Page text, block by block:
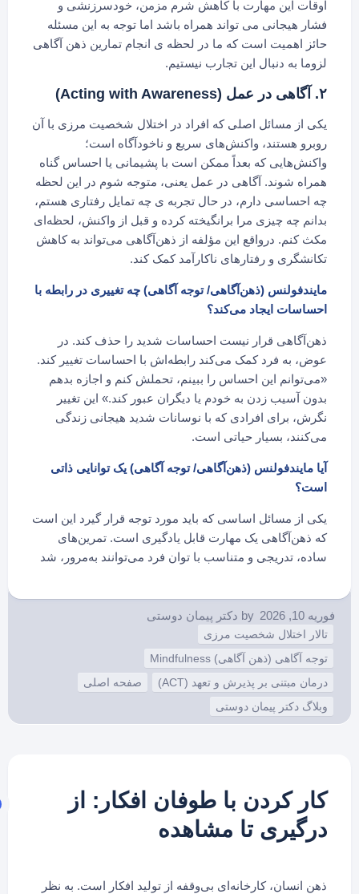
اوقات این مهارت با کاهش شرم مزمن، خودسرزنشی و
فشار هیجانی می تواند همراه باشد اما توجه به این مسئله
حائز اهمیت است که ما در لحظه ی انجام تمارین ذهن آگاهی
لزوما به دنبال این تجارب نیستیم.
۲. آگاهی در عمل (Acting with Awareness)
یکی از مسائل اصلی که افراد در اختلال شخصیت مرزی با آن
روبرو هستند، واکنش‌های سریع و ناخودآگاه است؛
واکنش‌هایی که بعداً ممکن است با پشیمانی یا احساس گناه
همراه شوند. آگاهی در عمل یعنی، متوجه شوم در این لحظه
چه احساسی دارم، در حال تجربه ی چه تمایل رفتاری هستم،
بدانم چه چیزی مرا برانگیخته کرده و قبل از واکنش، لحظه‌ای
مکث کنم. درواقع این مؤلفه از ذهن‌آگاهی می‌تواند به کاهش
تکانشگری و رفتارهای ناکارآمد کمک کند.
مایندفولنس (ذهن‌آگاهی/ توجه آگاهی) چه تغییری در رابطه با
احساسات ایجاد می‌کند؟
ذهن‌آگاهی قرار نیست احساسات شدید را حذف کند. در
عوض، به فرد کمک می‌کند رابطه‌اش با احساسات تغییر کند.
«می‌توانم این احساس را ببینم، تحملش کنم و اجازه بدهم
بدون آسیب زدن به خودم یا دیگران عبور کند.» این تغییر
نگرش، برای افرادی که با نوسانات شدید هیجانی زندگی
می‌کنند، بسیار حیاتی است.
آیا مایندفولنس (ذهن‌آگاهی/ توجه آگاهی) یک توانایی ذاتی
است؟
یکی از مسائل اساسی که باید مورد توجه قرار گیرد این است
که ذهن‌آگاهی یک مهارت قابل یادگیری است. تمرین‌های
ساده، تدریجی و متناسب با توان فرد می‌توانند به‌مرور، شد
فوریه 10, 2026 by دکتر پیمان دوستی
تالار اختلال شخصیت مرزی
توجه آگاهی (ذهن آگاهی) Mindfulness
درمان مبتنی بر پذیرش و تعهد (ACT)
صفحه اصلی
وبلاگ دکتر پیمان دوستی
کار کردن با طوفان افکار: از
درگیری تا مشاهده
ذهن انسان، کارخانه‌ای بی‌وقفه از تولید افکار است. به نظر